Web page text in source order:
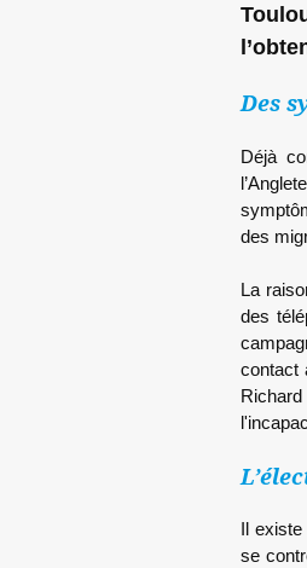
Des
Déjà
des
La
des
contact
Il existe
se